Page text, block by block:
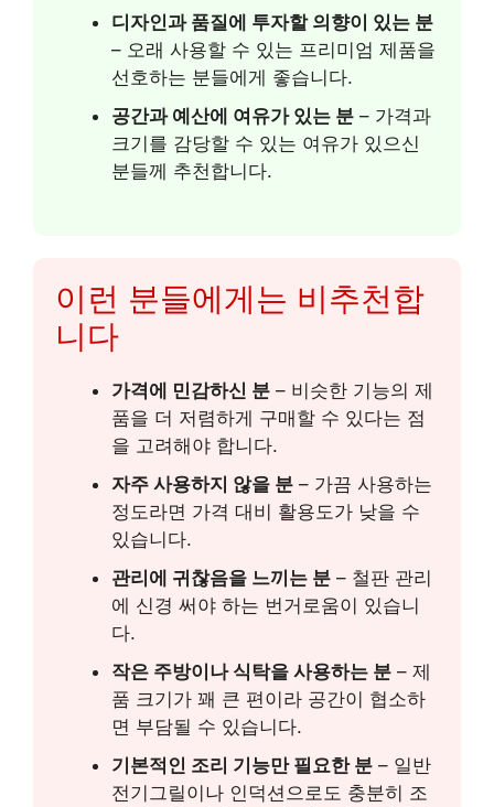
디자인과 품질에 투자할 의향이 있는 분
– 오래 사용할 수 있는 프리미엄 제품을
선호하는 분들에게 좋습니다.
공간과 예산에 여유가 있는 분 – 가격과
크기를 감당할 수 있는 여유가 있으신
분들께 추천합니다.
이런 분들에게는 비추천합
니다
가격에 민감하신 분 – 비슷한 기능의 제
품을 더 저렴하게 구매할 수 있다는 점
을 고려해야 합니다.
자주 사용하지 않을 분 – 가끔 사용하는
정도라면 가격 대비 활용도가 낮을 수
있습니다.
관리에 귀찮음을 느끼는 분 – 철판 관리
에 신경 써야 하는 번거로움이 있습니
다.
작은 주방이나 식탁을 사용하는 분 – 제
품 크기가 꽤 큰 편이라 공간이 협소하
면 부담될 수 있습니다.
기본적인 조리 기능만 필요한 분 – 일반
전기그릴이나 인덕션으로도 충분히 조